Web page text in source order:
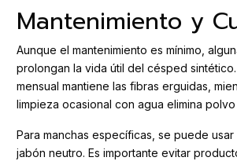
Mantenimiento y
Aunque el mantenimiento es mínimo,
prolongan la vida útil del césped
mensual mantiene las fibras erguidas,
limpieza ocasional con agua elimina
Para manchas específicas, se puede
jabón neutro. Es importante evitar